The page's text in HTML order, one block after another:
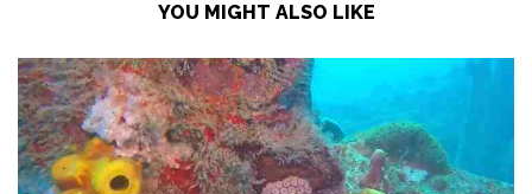
YOU MIGHT ALSO LIKE